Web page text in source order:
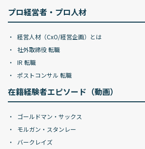
プロ経営者・プロ人材
経営人材（CxO/経営企画）とは
社外取締役 転職
IR 転職
ポストコンサル 転職
在籍経験者エピソード（動画）
ゴールドマン・サックス
モルガン・スタンレー
バークレイズ